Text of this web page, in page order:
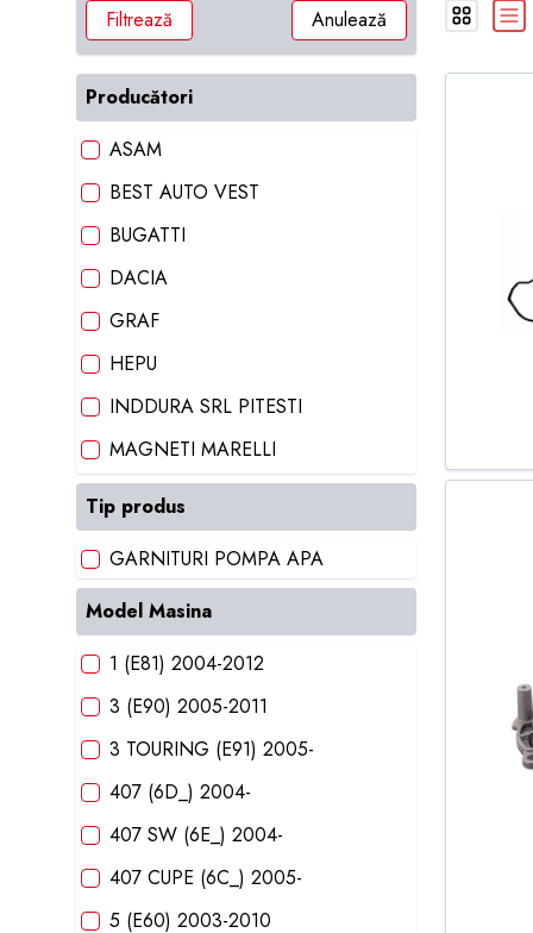
Filtrează Anulează
Producători
ASAM
BEST AUTO VEST
BUGATTI
DACIA
GRAF
HEPU
INDDURA SRL PITESTI
MAGNETI MARELLI
NTY
POLCAR
THERMOTEC
Tip produs
GARNITURI POMPA APA
Model Masina
1 (E81) 2004-2012
3 (E90) 2005-2011
3 TOURING (E91) 2005-
407 (6D_) 2004-
407 SW (6E_) 2004-
407 CUPE (6C_) 2005-
5 (E60) 2003-2010